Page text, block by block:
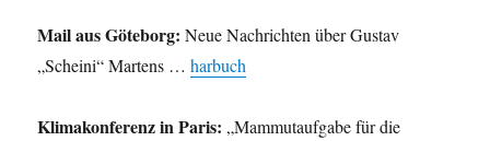
Mail aus Göteborg: Neue Nachrichten über Gustav
„Scheini“ Martens …harbuch
Klimakonferenz in Paris: „Mammutaufgabe für die